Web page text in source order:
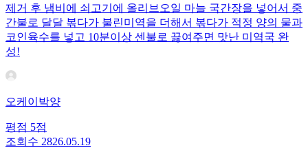
제거 후 냄비에 쇠고기에 올리브오일 마늘 국간장을 넣어서 중
간불로 달달 볶다가 불린미역을 더해서 볶다가 적정 양의 물과
코인육수를 넣고 10분이상 센불로 끓여주면 맛난 미역국 완
성!
오케이박양
평점 5점
조회수 2826.05.19